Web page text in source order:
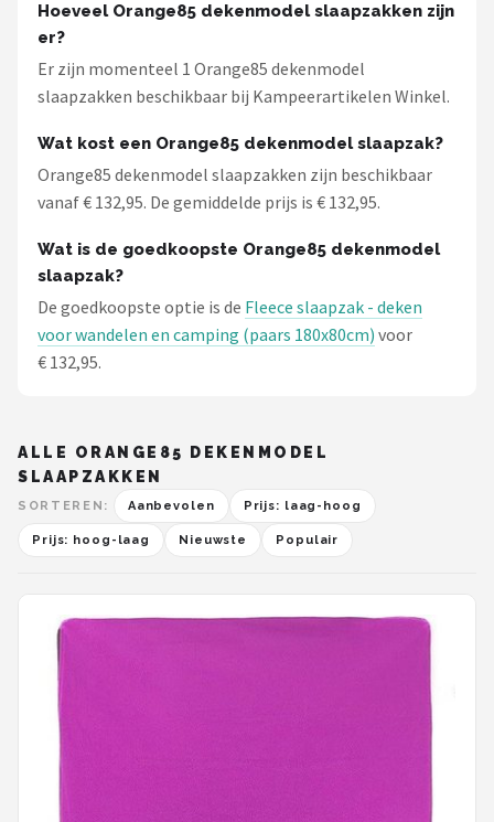
Quechua
Alle merken →
Hoeveel Orange85 dekenmodel slaapzakken zijn
er?
Er zijn momenteel 1 Orange85 dekenmodel
slaapzakken beschikbaar bij Kampeerartikelen Winkel.
Wat kost een Orange85 dekenmodel slaapzak?
Orange85 dekenmodel slaapzakken zijn beschikbaar
vanaf € 132,95. De gemiddelde prijs is € 132,95.
Wat is de goedkoopste Orange85 dekenmodel
slaapzak?
De goedkoopste optie is de Fleece slaapzak - deken
voor wandelen en camping (paars 180x80cm) voor
€ 132,95.
ALLE ORANGE85 DEKENMODEL
SLAAPZAKKEN
SORTEREN: Aanbevolen Prijs: laag-hoog
Prijs: hoog-laag Nieuwste Populair